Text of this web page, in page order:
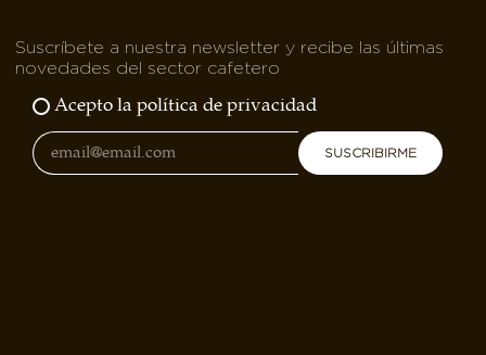
Suscríbete a nuestra newsletter y recibe las últimas
novedades del sector cafetero
Acepto la política de privacidad
SUSCRIBIRME